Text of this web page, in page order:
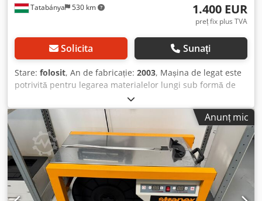
Tatabánya 530 km 1.400 EUR
preț fix plus TVA
Solicita Sunați
Stare: folosit, An de fabricație: 2003, Mașina de legat este
potrivită pentru legarea materialelor lungi sub formă de
bare, a materialelor lungi sudate între ele și a celor din
sârmă elastică sau plastică simplă. Materialele lungi pot fi
introduse printr-un tunel situat în centrul mașinii. Cu
această mașină de legat, materialele lungi pot fi strânse
împreună prin intermediul unor bucle tip nod. Mașina
este adecvată pentru legarea cu fir simplu sau dublu.
Oricâte bucle sunt necesare pot fi aplicate, asigurând
menținerea materialelor legate în timpul transportului cu
ajutorul șnurului elastic. Dcedevyhmtepfx Aqiok
Anunț mic